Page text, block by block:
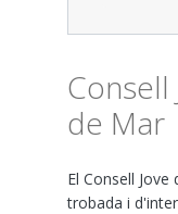
Consell
de Mar
El Consell
trobada i